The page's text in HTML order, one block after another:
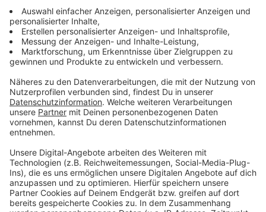
Preise für Top-Lagen steigen kräftig
Anzeige
nach oben: Die Durchschnittsmiete ist im
Jahresvergleich um 20 Prozent auf einen neuen
Rekordwert gestiegen. Für Top-Lagen müssen 46 Euro
pro Quadratmeter gezahlt werden. Um diesen Bedarf
Halbjahr gut 60 Prozent mehr moderne Neubauflächen
fertiggestellt als im Vorjahr.
Anzeige